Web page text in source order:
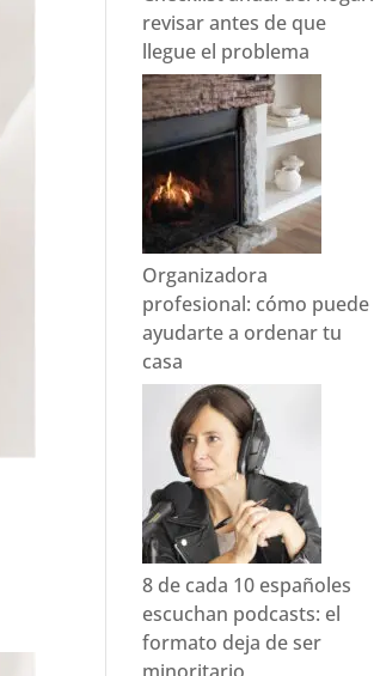
revisar antes de que
llegue el problema
Organizadora
profesional: cómo puede
ayudarte a ordenar tu
casa
8 de cada 10 españoles
escuchan podcasts: el
formato deja de ser
minoritario